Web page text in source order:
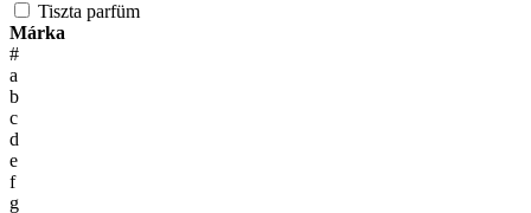
Tiszta parfüm
Márka
#
a
b
c
d
e
f
g